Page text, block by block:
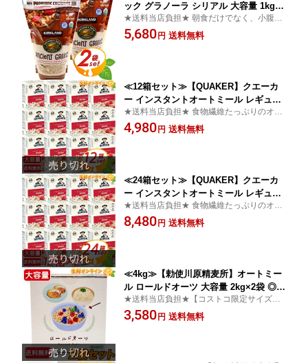
ック グラノーラ シリアル 大容量 1kg×2
セット 有機 グラノーラ プロバイオティ
ック グラノーラ アーモンド入り オーツ
★送料当店負担★ 朝食だけでなく、小腹が
空いた時にもおすすめです！ほんのり甘く
て美味しい♪
5,680 円 送料無料
≪12箱セット≫【QUAKER】クエーカ
ー インスタントオートミール レギュラ
ー (28g×12袋)×12箱 お得な大容量 食物
繊維豊富！健康管理 ダイエット トレー
★送料当店負担★ 食物繊維たっぷりのオー
ツ麦にシンプルに塩で味付けをしました。
4,980 円 送料無料
≪24箱セット≫【QUAKER】クエーカ
ー インスタントオートミール レギュラ
ー (28g×12袋)×24箱 お得な大容量 食物
繊維豊富！健康管理 ダイエット トレー
★送料当店負担★ 食物繊維たっぷりのオー
ツ麦にシンプルに塩で味付けをしました。
8,480 円 送料無料
≪4kg≫【勅使川原精麦所】オートミー
ル ロールドオーツ 大容量 2kg×2袋 ◎簡
単調理・栄養豊富◎ オーツ麦 麦 シリア
ル フレーク ロールド オーツ ヘルシー
★送料当店負担★【コストコ限定サイズ】
勅使川原精麦所が厳選したオートミールは
大粒で栄養豊富。話題の「米化」に最適
3,580 円 送料無料